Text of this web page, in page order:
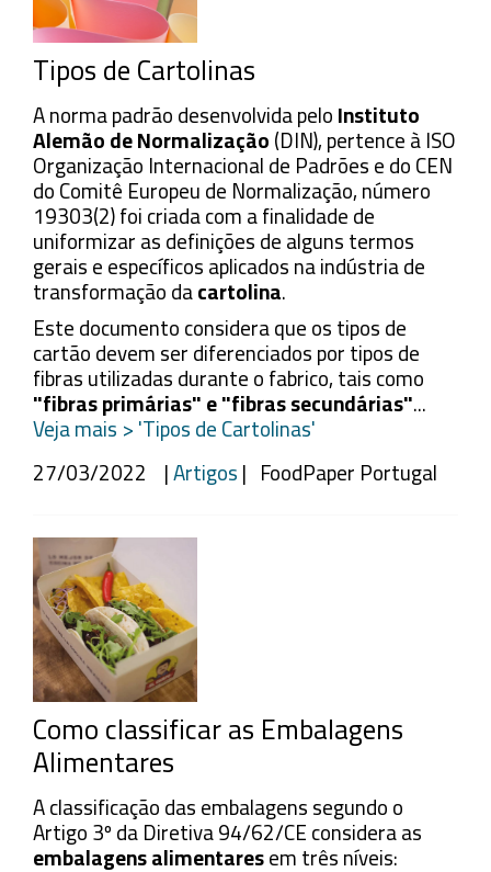
Tipos de Cartolinas
A norma padrão desenvolvida peloInstituto
Alemão de Normalização(DIN), pertence à ISO
Organização Internacional de Padrões e do CEN
do Comitê Europeu de Normalização, número
19303(2) foi criada com a finalidade de
uniformizar as definições de alguns termos
gerais e específicos aplicados na indústria de
transformação dacartolina.
Este documento considera que os tipos de
cartão devem ser diferenciados por tipos de
fibras utilizadas durante o fabrico, tais como
"fibras primárias" e "fibras secundárias"...
Veja mais > 'Tipos de Cartolinas'
27/03/2022 |Artigos| FoodPaper Portugal
Como classificar as Embalagens
Alimentares
A classificação das embalagens segundo o
Artigo 3º da Diretiva 94/62/CE considera as
embalagens alimentaresem três níveis: